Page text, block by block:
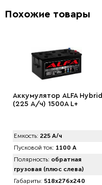
Похожие товары
Аккумулятор АLFA Hybrid
(225 А/ч) 1500A L+
Емкость: 225 А/ч
Пусковой ток: 1100 А
Полярность: обратная
грузовая (плюс слева)
Габариты: 518x276x240